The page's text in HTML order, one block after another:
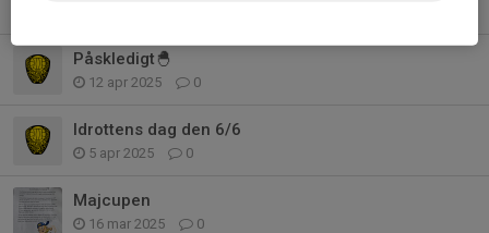
Påskledigt🐣
12 apr 2025 0
Idrottens dag den 6/6
5 apr 2025 0
Majcupen
16 mar 2025 0